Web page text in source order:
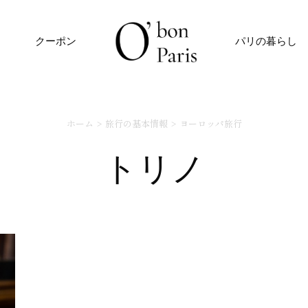
クーポン パリの暮らし
ホーム 旅行の基本情報 ヨーロッパ旅行
トリノ